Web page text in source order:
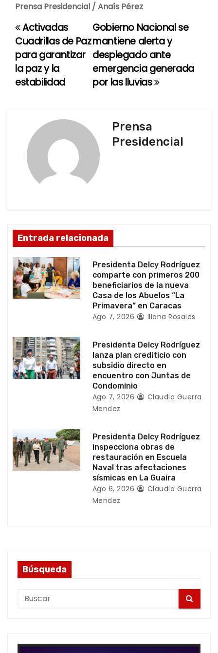
Prensa Presidencial / Anaís Pérez
N
a
v
d
e
e
n
r
a
d
Gobierno Nacional se
mantiene alerta y
desplegado ante
emergencia generada
por las lluvias
Activadas
Cuadrillas de Paz
para garantizar
la paz y la
estabilidad
Prensa
Presidencial
Entrada relacionada
Presidenta Delcy Rodríguez
comparte con primeros 200
beneficiarios de la nueva
Casa de los Abuelos “La
Primavera” en Caracas
Ago 7, 2026 Iliana Rosales
Presidenta Delcy Rodríguez
lanza plan crediticio con
subsidio directo en
encuentro con Juntas de
Condominio
Ago 7, 2026
Claudia Guerra
Mendez
Presidenta Delcy Rodríguez
inspecciona obras de
restauración en Escuela
Naval tras afectaciones
sísmicas en La Guaira
Ago 6, 2026
Claudia Guerra
Mendez
Búsqueda
c